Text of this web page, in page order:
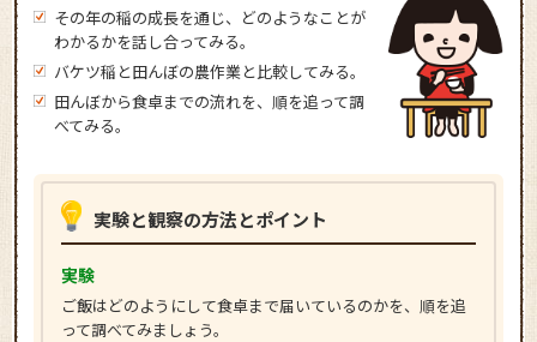
その年の稲の成長を通じ、どのようなことが
わかるかを話し合ってみる。
バケツ稲と田んぼの農作業と比較してみる。
田んぼから食卓までの流れを、順を追って調
べてみる。
実験と観察の方法とポイント
実験
ご飯はどのようにして食卓まで届いているのかを、順を追
って調べてみましょう。